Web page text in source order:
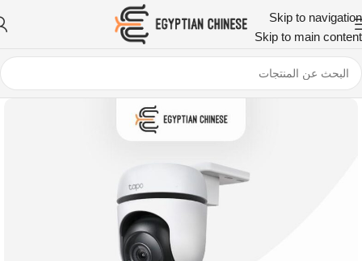
Skip to navigation
Skip to main content